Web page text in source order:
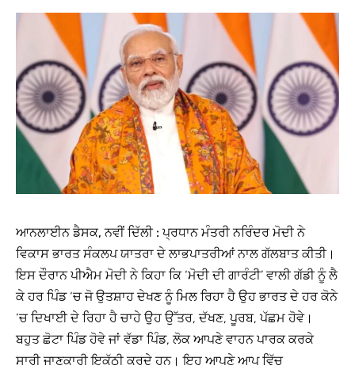
ਆਨਲਾਈਨ ਡੈਸਕ, ਨਵੀਂ ਦਿੱਲੀ : ਪ੍ਰਧਾਨ ਮੰਤਰੀ ਨਰਿੰਦਰ ਮੋਦੀ ਨੇ
ਵਿਕਾਸ ਭਾਰਤ ਸੰਕਲਪ ਯਾਤਰਾ ਦੇ ਲਾਭਪਾਤਰੀਆਂ ਨਾਲ ਗੱਲਬਾਤ ਕੀਤੀ।
ਇਸ ਦੌਰਾਨ ਪੀਐਮ ਮੋਦੀ ਨੇ ਕਿਹਾ ਕਿ ‘ਮੋਦੀ ਦੀ ਗਾਰੰਟੀ’ ਵਾਲੀ ਗੱਡੀ ਨੂੰ ਲੈ
ਕੇ ਹਰ ਪਿੰਡ ‘ਚ ਜੋ ਉਤਸ਼ਾਹ ਦੇਖਣ ਨੂੰ ਮਿਲ ਰਿਹਾ ਹੈ ਉਹ ਭਾਰਤ ਦੇ ਹਰ ਕੋਨੇ
‘ਚ ਦਿਖਾਈ ਦੇ ਰਿਹਾ ਹੈ ਚਾਹੇ ਉਹ ਉੱਤਰ, ਦੱਖਣ, ਪੂਰਬ, ਪੱਛਮ ਹੋਵੇ।
ਬਹੁਤ ਛੋਟਾ ਪਿੰਡ ਹੋਵੇ ਜਾਂ ਵੱਡਾ ਪਿੰਡ, ਲੋਕ ਆਪਣੇ ਵਾਹਨ ਪਾਰਕ ਕਰਕੇ
ਸਾਰੀ ਜਾਣਕਾਰੀ ਇਕੱਠੀ ਕਰਦੇ ਹਨ। ਇਹ ਆਪਣੇ ਆਪ ਵਿੱਚ